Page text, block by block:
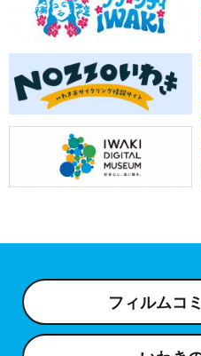
フィルムコ